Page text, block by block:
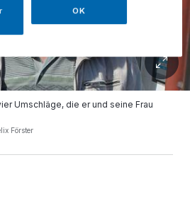
Umschläge, die er und seine Frau
Förster
OK